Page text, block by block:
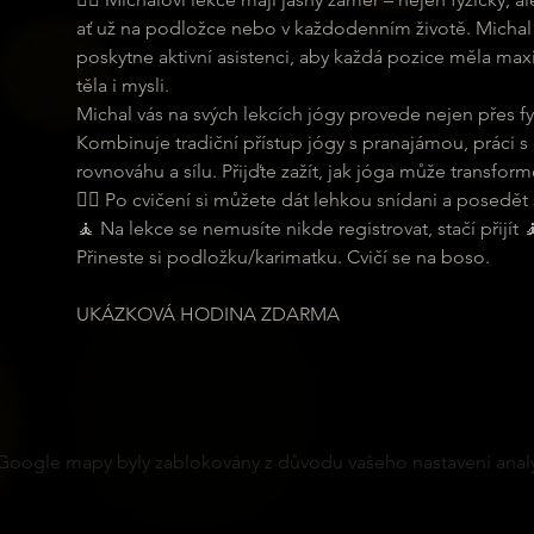
ať už na podložce nebo v každodenním životě.
poskytne aktivní asistenci, aby každá pozice měla
těla i mysli.
Michal vás na svých lekcích jógy provede nejen
Kombinuje tradiční přístup jógy s pranajámou, práci
rovnováhu a sílu. Přijďte zažít, jak jóga může
🧘‍♂ Po cvičení si můžete dát lehkou snídani a posedět
🧘 Na lekce se nemusíte nikde registrovat, stačí přijít
Přineste si podložku/karimatku. Cvičí se na boso.
UKÁZKOVÁ HODINA ZDARMA
mapy byly zablokovány z důvodu vašeho nastavení